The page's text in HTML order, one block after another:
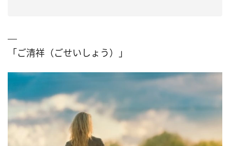
「ご清祥（ごせいしょう）」